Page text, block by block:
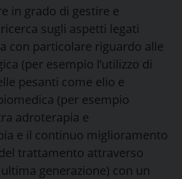
in grado di gestire e
sugli aspetti legati
con particolare riguardo alle
(per esempio l’utilizzo di
pesanti come elio e
(per esempio
adroterapia e
e il continuo miglioramento
trattamento attraverso
generazione) con un